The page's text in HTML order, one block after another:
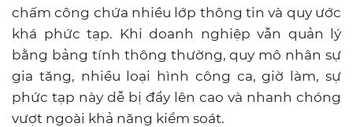
chấm công chứa nhiều lớp thông tin và quy ước
khá phức tạp. Khi doanh nghiệp vẫn quản lý
bằng bảng tính thông thường, quy mô nhân sự
gia tăng, nhiều loại hình công ca, giờ làm, sự
phức tạp này dễ bị đẩy lên cao và nhanh chóng
vượt ngoài khả năng kiểm soát.